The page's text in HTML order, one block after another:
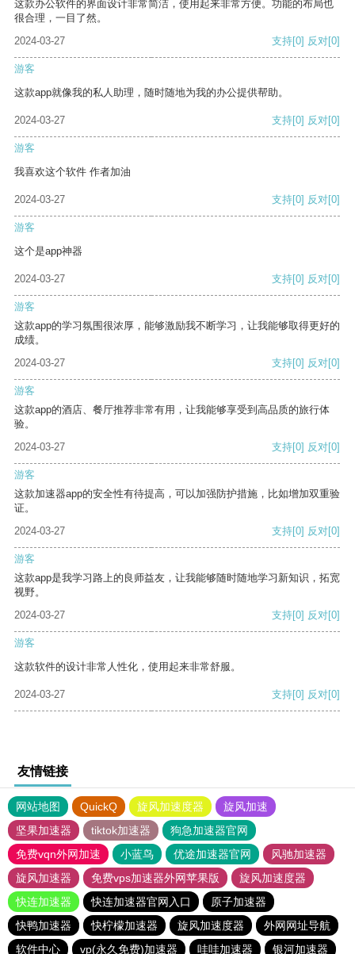
这款办公软件的界面设计非常简洁，使用起来非常方便。功能的布局也
很合理，一目了然。
2024-03-27
支持[0] 反对[0]
游客
这款app就像我的私人助理，随时随地为我的办公提供帮助。
2024-03-27 支持[0] 反对[0]
游客
我喜欢这个软件 作者加油
2024-03-27 支持[0] 反对[0]
游客
这个是app神器
2024-03-27 支持[0] 反对[0]
游客
这款app的学习氛围很浓厚，能够激励我不断学习，让我能够取得更好的
成绩。
2024-03-27
支持[0] 反对[0]
游客
这款app的酒店、餐厅推荐非常有用，让我能够享受到高品质的旅行体
验。
2024-03-27
支持[0] 反对[0]
游客
这款加速器app的安全性有待提高，可以加强防护措施，比如增加双重验
证。
2024-03-27
支持[0] 反对[0]
游客
这款app是我学习路上的良师益友，让我能够随时随地学习新知识，拓宽
视野。
2024-03-27
支持[0] 反对[0]
游客
这款软件的设计非常人性化，使用起来非常舒服。
2024-03-27 支持[0] 反对[0]
友情链接
网站地图 QuickQ 旋风加速度器
旋风加速
坚果加速器
tiktok加速器
狗急加速器官网
免费vqn外网加速
小蓝鸟 优途加速器官网
风驰加速器
旋风加速器
免费vps加速器外网苹果版
旋风加速度器
快连加速器
快连加速器官网入口
原子加速器
快鸭加速器
快柠檬加速器 旋风加速度器
外网网址导航
软件中心
vp(永久免费)加速器 哇哇加速器 银河加速器